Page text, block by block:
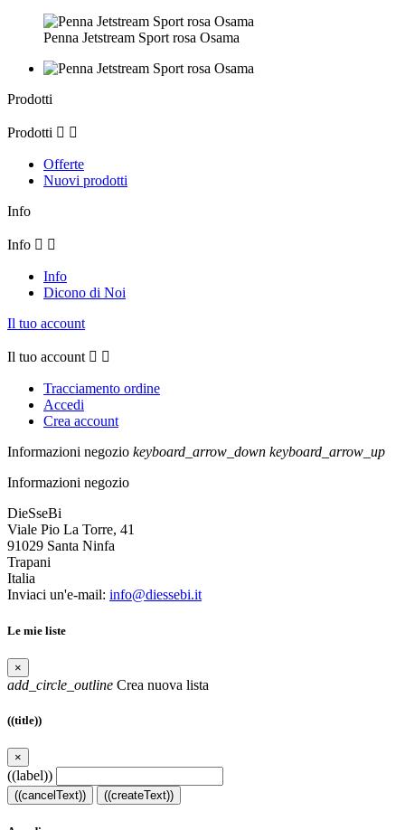
Penna Jetstream Sport rosa Osama
Prodotti
Prodotti  
Offerte
Nuovi prodotti
Info
Info  
Info
Dicono di Noi
Il tuo account
Il tuo account  
Tracciamento ordine
Accedi
Crea account
Informazioni negozio keyboard_arrow_down keyboard_arrow_up
Informazioni negozio
DieSseBi
Viale Pio La Torre, 41
91029 Santa Ninfa
Trapani
Italia
Inviaci un'e-mail: info@diessebi.it
Le mie liste
×
add_circle_outline Crea nuova lista
((title))
×
((label))
((cancelText)) ((createText))